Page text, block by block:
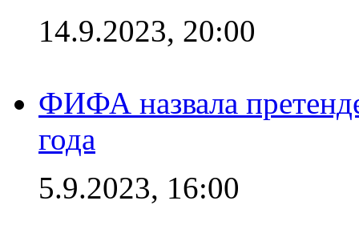
14.9.2023, 20:00
ФИФА назвала
года
5.9.2023, 16:00